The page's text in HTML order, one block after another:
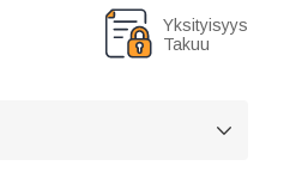
Yksityisyys
Takuu
